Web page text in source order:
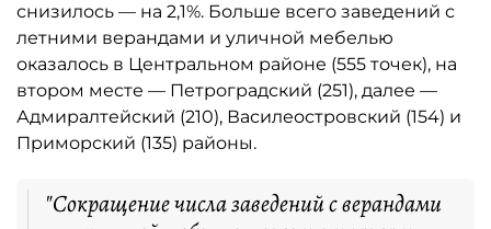
снизилось — на 2,1%. Больше всего заведений с
летними верандами и уличной мебелью
оказалось в Центральном районе (555 точек), на
втором месте — Петроградский (251), далее —
Адмиралтейский (210), Василеостровский (154) и
Приморский (135) районы.
"Сокращение числа заведений с верандами